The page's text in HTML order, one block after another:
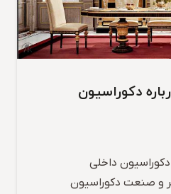
دکوراسیون
داخلی
و صنعت دکوراسیون